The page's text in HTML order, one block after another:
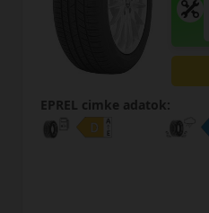
EPREL cimke adatok: